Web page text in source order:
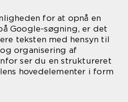
for at opnå en
Google-søgning, er det
teksten med hensyn til
organisering af
ser du en struktureret
hovedelementer i form